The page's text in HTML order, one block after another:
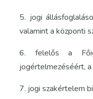
5. jogi
valamint a központi
6. felelős a
jogértelmezéséért,
7. jogi szakértelem